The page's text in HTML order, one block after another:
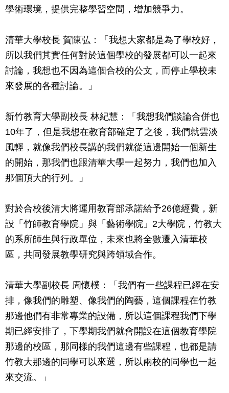
學術環境，提供完整學習空間，增加競爭力。
清華大學校長 賀陳弘：「我想大家都是為了學校好，
所以我們其實任何對於這個學校的發展都可以一起來
討論，我想也不因為這個合校的公文，而停止學校未
來發展的各種討論。」
新竹教育大學副校長 林紀慧：「我想我們談論合併也
10年了，但是我想在教育部確定了之後，我們就雲淡
風輕，就像我們校長講的我們就從這邊開始一個新生
的開始，那我們也跟清華大學一起努力，我們也加入
那個頂大的行列。」
對於合校後清大將運用教育部承諾給予26億經費，新
設「竹師教育學院」與「藝術學院」2大學院，竹教大
的系所師生與行政單位，未來也將全數遷入清華校
區，共同發展教學研究與跨領域合作。
清華大學副校長 周懷樸：「我們有一些課程已經在安
排，像我們的雕塑、像我們的陶藝，這個課程在竹教
那邊他們有非常專業的設備，所以這個課程我們下學
期已經安排了，下學期我們就會開設在這個教育學院
那邊的校區，那同樣的我們這邊有些課程，也都是請
竹教大那邊的同學可以來選，所以兩校的同學也一起
來交流。」